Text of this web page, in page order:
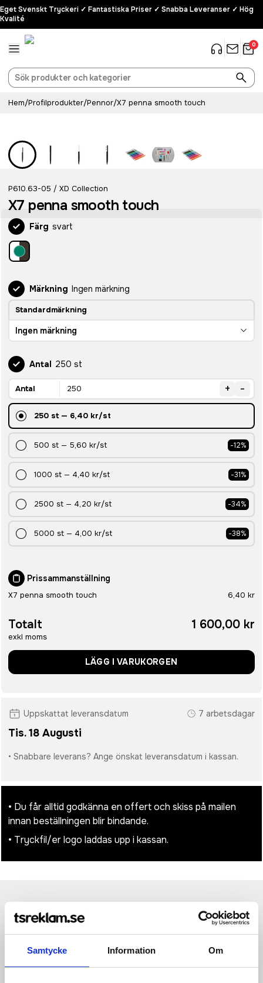
Samtycke Information Om
Eget Svenskt Tryckeri ✓ Fantastiska Priser ✓ Snabba Leveranser ✓ Hög
Kvalité
0
Hem/Profilprodukter/Pennor/X7 penna smooth touch
P610.63-05 / XD Collection
X7 penna smooth touch
Färg svart
Märkning Ingen märkning
Standardmärkning
Ingen märkning
Antal 250 st
Antal + -
250 st— 6,40 kr/st
500 st — 5,60 kr/st -12%
1000 st — 4,40 kr/st -31%
2500 st — 4,20 kr/st -34%
5000 st — 4,00 kr/st -38%
Prissammanställning
X7 penna smooth touch 6,40 kr
Totalt
exkl moms
1 600,00 kr
LÄGG I VARUKORGEN
Uppskattat leveransdatum 7 arbetsdagar
Tis. 18 Augusti
• Snabbare leverans? Ange önskat leveransdatum i kassan.
• Du får alltid godkänna en offert och skiss på mailen
innan beställningen blir bindande.
• Tryckfil/er logo laddas upp i kassan.
Produktinformation Recensioner (954st)
pennan men med ny design på clip och ett nytt fascinerande
mönster. Med smooth touch för extra skrivkomfort. Ca. 1200m